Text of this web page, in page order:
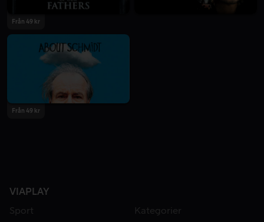
Från 49 kr
Från 49 kr
VIAPLAY
Sport
Kategorier